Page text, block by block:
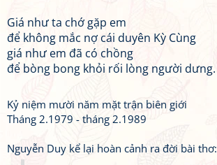
Giá như ta chớ gặp em
để không mắc nợ cái duyên Kỳ Cùng
giá như em đã có chồng
để bòng bong khỏi rối lòng người dưng.
Kỷ niệm mười năm mặt trận biên giới
Tháng 2.1979 - tháng 2.1989
Nguyễn Duy kể lại hoàn cảnh ra đời bài thơ: